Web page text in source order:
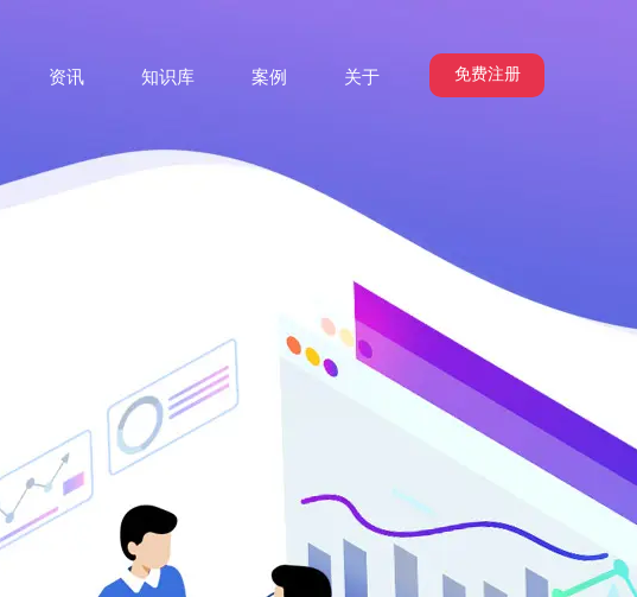
免费注册
资讯 知识库 案例 关于